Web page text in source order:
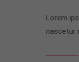
Lorem
nascetur